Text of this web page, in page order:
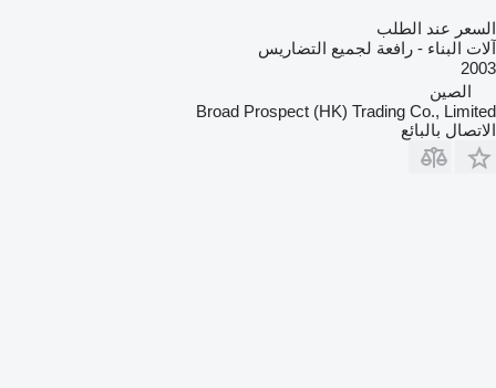
السعر عند الطلب
آلات البناء - رافعة لجميع التضاريس
2003
الصين
Broad Prospect (HK) Trading Co., Limited
الاتصال بالبائع